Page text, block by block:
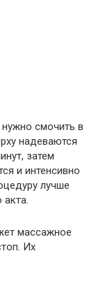
смочить в
надеваются
затем
и интенсивно
лучше
массажное
Их